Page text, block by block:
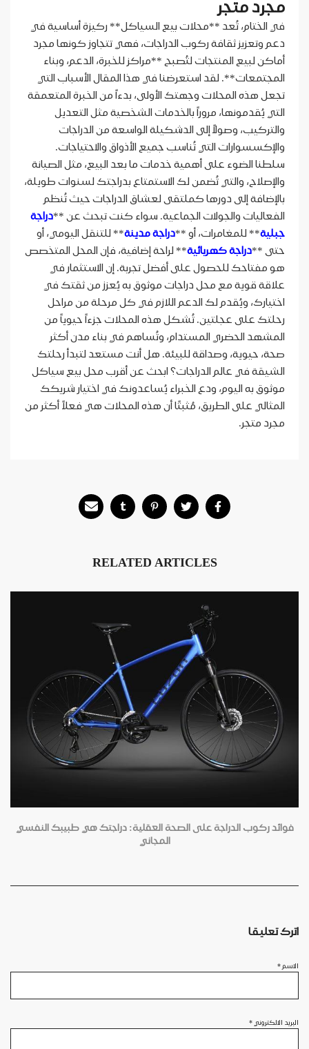
مجرد متجر
في الختام، تُعد **محلات بيع السياكل** ركيزة أساسية في
دعم وتعزيز ثقافة ركوب الدراجات، فهي تتجاوز كونها مجرد
أماكن لبيع المنتجات لتُصبح **مراكز للخبرة، الدعم، وبناء
المجتمعات**. لقد استعرضنا في هذا المقال الأسباب التي
تجعل هذه المحلات وجهتك الأولى، بدءاً من الخبرة المتعمقة
التي يُقدمونها، مروراً بالخدمات الشخصية مثل التعديل
والتركيب، وصولاً إلى الدشكيلة الواسعة من الدراجات
والإكسسوارات التي تُناسب جميع الأذواق والاحتياجات.
سلطنا الضوء على أهمية خدمات ما بعد البيع، مثل الصيانة
والإصلاح، والتي تُضمن لك الاستمتاع بدراجتك لسنوات طويلة،
بالإضافة إلى دورها كملتقى لعشاق الدراجات حيث تُنظم
الفعاليات والجولات الجماعية. سواء كنت تبحث عن **دراجة
جبلية** للمغامرات، أو **دراجة مدينة** للتنقل اليومي، أو
حتى **دراجة كهربائية** لراحة إضافية، فإن المحل المتخصص
هو مفتاحك للحصول على أفضل تجربة. إن الاستثمار في
علاقة قوية مع محل دراجات موثوق به يُعزز من ثقتك في
اختيارك، ويُقدم لك الدعم اللازم في كل مرحلة من مراحل
رحلتك على عجلتين. تُشكل هذه المحلات جزءاً حيوياً من
المشهد الحضري المستدام، وتُساهم في بناء مدن أكثر
صحة، حيوية، وصداقة للبيئة. هل أنت مستعد لتبدأ رحلتك
الشيقة في عالم الدراجات؟ ابحث عن أقرب محل بيع سياكل
موثوق به اليوم، ودع الخبراء يُساعدونك في اختيار شريكك
المثالي على الطريق، مُثبتًا أن هذه المحلات هي فعلاً أكثر من
مجرد متجر.
RELATED ARTICLES
فوائد ركوب الدراجة على الصحة العقلية: دراجتك هي طبيبك النفسي
المجاني
اترك تعليقا
الاسم *
البريد الالكتروني *